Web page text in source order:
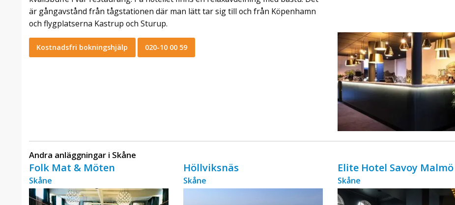
är gångavstånd från tågstationen där man lätt tar sig till och från Köpenhamn
och flygplatserna Kastrup och Sturup.
Kostnadsfri bokningshjälp 020-10 00 59
Andra anläggningar i Skåne
Folk Mat & Möten
Skåne
Höllviksnäs
Skåne
Elite Hotel Savoy Malmö
Skåne